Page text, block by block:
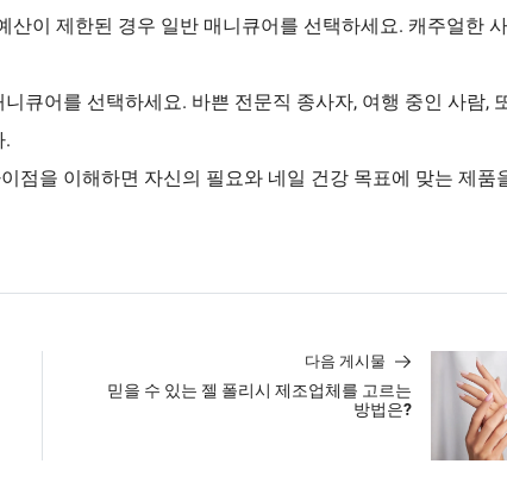
산이 제한된 경우 일반 매니큐어를 선택하세요. 캐주얼한
큐어를 선택하세요. 바쁜 전문직 종사자, 여행 중인 사람,
.
점을 이해하면 자신의 필요와 네일 건강 목표에 맞는 제품
다음 게시물
믿을 수 있는 젤 폴리시 제조업체를 고르는
방법은?